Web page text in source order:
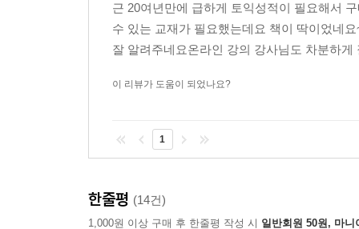
근 20여년만에 급하게 토익성적이 필요해서
수 있는 교재가 필요했는데요 책이 딱이었네
잘 알려주네요온라인 강의 강사님도 차분하
이 리뷰가 도움이 되었나요?
1
한줄평 (14건)
1,000원 이상 구매 후 한줄평 작성 시 일반회원 50원, 마니